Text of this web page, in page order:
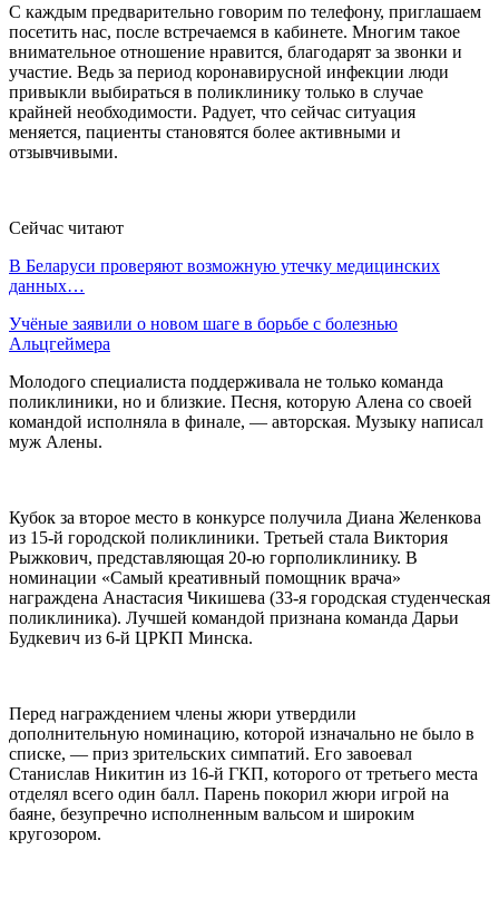
С каждым предварительно говорим по телефону, приглашаем
посетить нас, после встречаемся в кабинете. Многим такое
внимательное отношение нравится, благодарят за звонки и
участие. Ведь за период коронавирусной инфекции люди
привыкли выбираться в поликлинику только в случае
крайней необходимости. Радует, что сейчас ситуация
меняется, пациенты становятся более активными и
отзывчивыми.
Сейчас читают
В Беларуси проверяют возможную утечку медицинских
данных…
Учёные заявили о новом шаге в борьбе с болезнью
Альцгеймера
Молодого специалиста поддерживала не только команда
поликлиники, но и близкие. Песня, которую Алена со своей
командой исполняла в финале, — авторская. Музыку написал
муж Алены.
Кубок за второе место в конкурсе получила Диана Желенкова
из 15-й городской поликлиники. Третьей стала Виктория
Рыжкович, представляющая 20-ю горполиклинику. В
номинации «Самый креативный помощник врача»
награждена Анастасия Чикишева (33-я городская студенческая
поликлиника). Лучшей командой признана команда Дарьи
Будкевич из 6-й ЦРКП Минска.
Перед награждением члены жюри утвердили
дополнительную номинацию, которой изначально не было в
списке, — приз зрительских симпатий. Его завоевал
Станислав Никитин из 16-й ГКП, которого от третьего места
отделял всего один балл. Парень покорил жюри игрой на
баяне, безупречно исполненным вальсом и широким
кругозором.